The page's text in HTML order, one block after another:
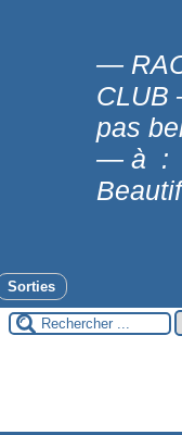
—
CLUB
pas
— à :
Sorties